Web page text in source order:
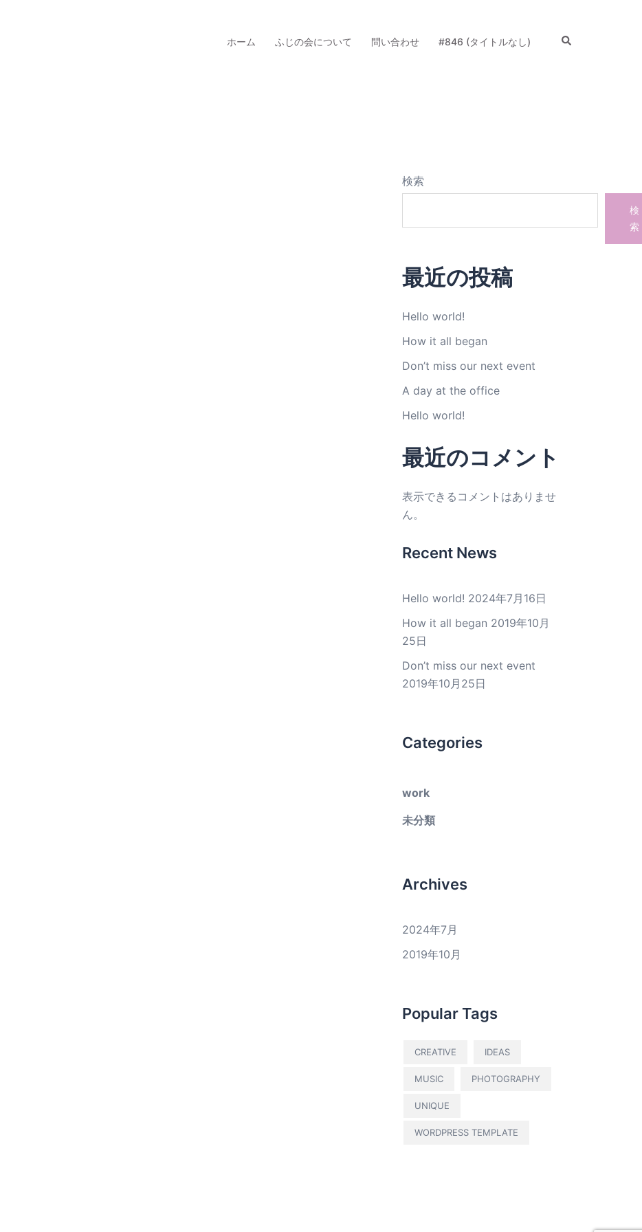
ホーム ふじの会について 問い合わせ #846 (タイトルなし)
検
索
検索
検
索
最近の投稿
Hello world!
How it all began
Don’t miss our next event
A day at the office
Hello world!
最近のコメント
表示できるコメントはありませ
ん。
Recent News
Hello world! 2024年7月16日
How it all began 2019年10月
25日
Don’t miss our next event
2019年10月25日
Categories
work
未分類
Archives
2024年7月
2019年10月
Popular Tags
CREATIVE IDEAS
MUSIC PHOTOGRAPHY
UNIQUE
WORDPRESS TEMPLATE